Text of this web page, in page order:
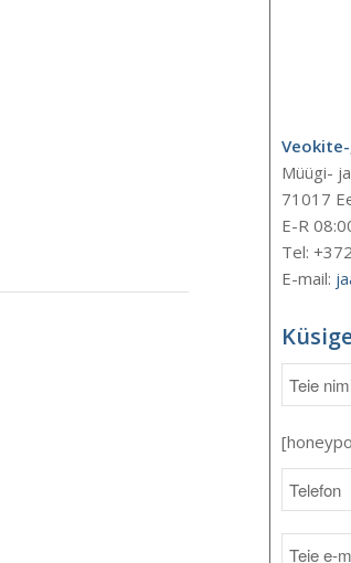
Müügi-
71017
E-R
Tel:
E-mail: